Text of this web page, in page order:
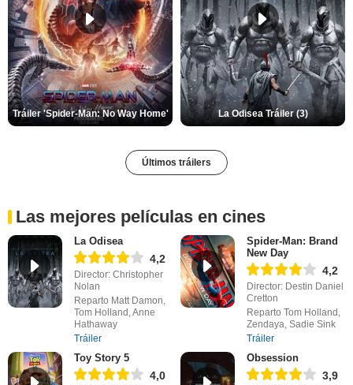
Tráiler 'Spider-Man: No Way Home' La Odisea Tráiler (3)
Últimos tráilers
Las mejores películas en cines
La Odisea
4,2
Director: Christopher
Nolan
Reparto Matt Damon,
Tom Holland, Anne
Hathaway
Tráiler
Spider-Man: Brand
New Day
4,2
Director: Destin Daniel
Cretton
Reparto Tom Holland,
Zendaya, Sadie Sink
Tráiler
Toy Story 5
4,0
Obsession
3,9